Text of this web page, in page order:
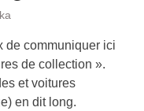
de communiquer ici
de collection ».
et voitures
en dit long.